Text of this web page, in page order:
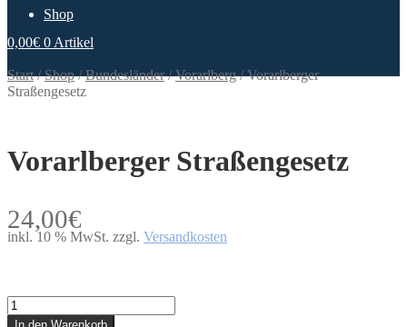
Shop
0,00€ 0 Artikel
Start/Shop/Bundesländer/Vorarlberg/Vorarlberger
Straßengesetz
Vorarlberger Straßengesetz
24,00€
inkl. 10 % MwSt. zzgl. Versandkosten
Vorarlberger
Straßengesetz